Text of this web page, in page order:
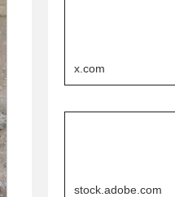
x.com
stock.adobe.com